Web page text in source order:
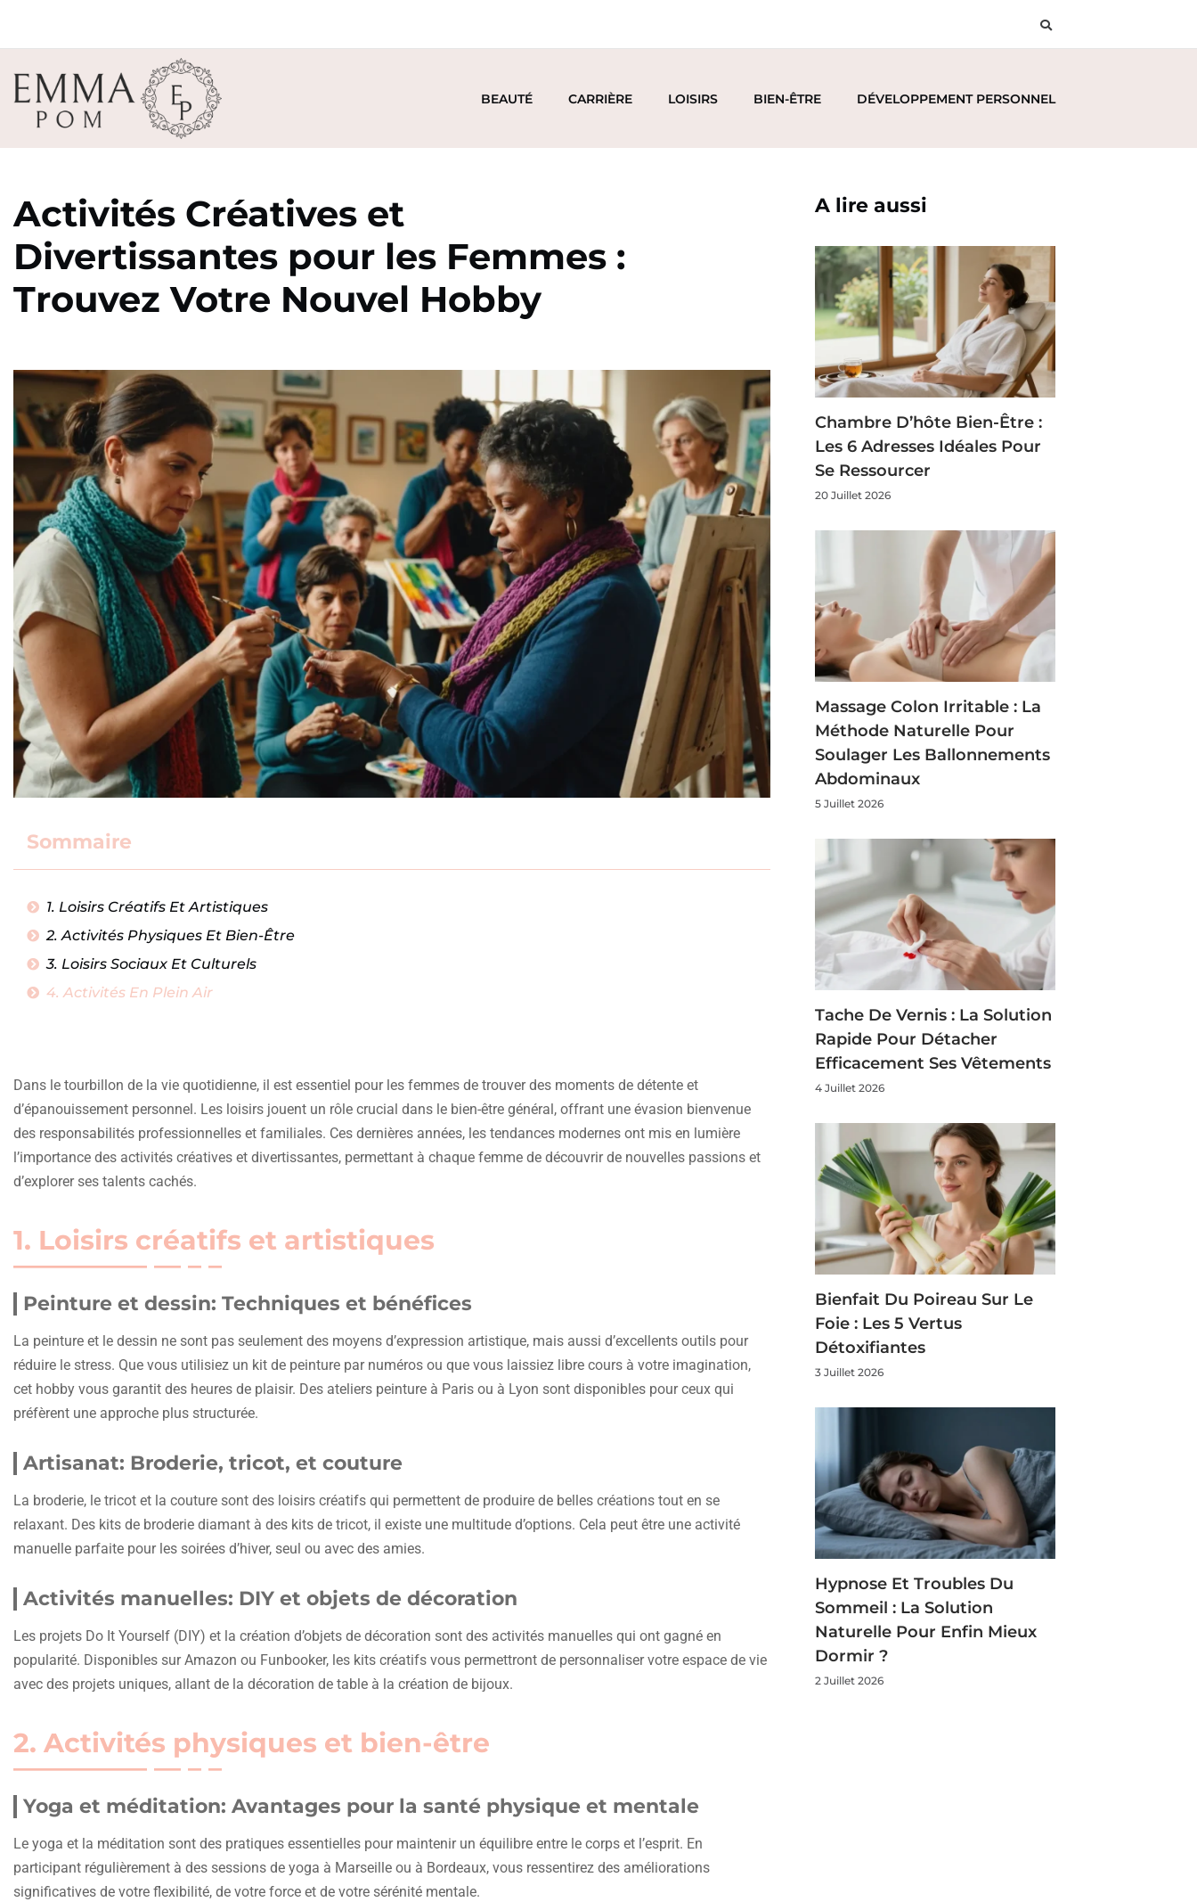
BEAUTÉ CARRIÈRE LOISIRS BIEN-ÊTRE DÉVELOPPEMENT PERSONNEL
Activités Créatives et
Divertissantes pour les Femmes :
Trouvez Votre Nouvel Hobby
Sommaire
1. Loisirs Créatifs Et Artistiques
2. Activités Physiques Et Bien-Être
3. Loisirs Sociaux Et Culturels
4. Activités En Plein Air
Dans le tourbillon de la vie quotidienne, il est essentiel pour les femmes de trouver des moments de détente et
d’épanouissement personnel. Les loisirs jouent un rôle crucial dans le bien-être général, offrant une évasion bienvenue
des responsabilités professionnelles et familiales. Ces dernières années, les tendances modernes ont mis en lumière
l’importance des activités créatives et divertissantes, permettant à chaque femme de découvrir de nouvelles passions et
d’explorer ses talents cachés.
1. Loisirs créatifs et artistiques
Peinture et dessin: Techniques et bénéfices
La peinture et le dessin ne sont pas seulement des moyens d’expression artistique, mais aussi d’excellents outils pour
réduire le stress. Que vous utilisiez un kit de peinture par numéros ou que vous laissiez libre cours à votre imagination,
cet hobby vous garantit des heures de plaisir. Des ateliers peinture à Paris ou à Lyon sont disponibles pour ceux qui
préfèrent une approche plus structurée.
Artisanat: Broderie, tricot, et couture
La broderie, le tricot et la couture sont des loisirs créatifs qui permettent de produire de belles créations tout en se
relaxant. Des kits de broderie diamant à des kits de tricot, il existe une multitude d’options. Cela peut être une activité
manuelle parfaite pour les soirées d’hiver, seul ou avec des amies.
Activités manuelles: DIY et objets de décoration
Les projets Do It Yourself (DIY) et la création d’objets de décoration sont des activités manuelles qui ont gagné en
popularité. Disponibles sur Amazon ou Funbooker, les kits créatifs vous permettront de personnaliser votre espace de vie
avec des projets uniques, allant de la décoration de table à la création de bijoux.
2. Activités physiques et bien-être
Yoga et méditation: Avantages pour la santé physique et mentale
Le yoga et la méditation sont des pratiques essentielles pour maintenir un équilibre entre le corps et l’esprit. En
participant régulièrement à des sessions de yoga à Marseille ou à Bordeaux, vous ressentirez des améliorations
significatives de votre flexibilité, de votre force et de votre sérénité mentale.
A lire aussi
Chambre D’hôte Bien-Être :
Les 6 Adresses Idéales Pour
Se Ressourcer
20 Juillet 2026
Massage Colon Irritable : La
Méthode Naturelle Pour
Soulager Les Ballonnements
Abdominaux
5 Juillet 2026
Tache De Vernis : La Solution
Rapide Pour Détacher
Efficacement Ses Vêtements
4 Juillet 2026
Bienfait Du Poireau Sur Le
Foie : Les 5 Vertus
Détoxifiantes
3 Juillet 2026
Hypnose Et Troubles Du
Sommeil : La Solution
Naturelle Pour Enfin Mieux
Dormir ?
2 Juillet 2026